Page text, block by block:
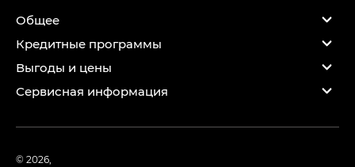
Общее
Кредитные программы
Выгоды и цены
Сервисная информация
© 2026,